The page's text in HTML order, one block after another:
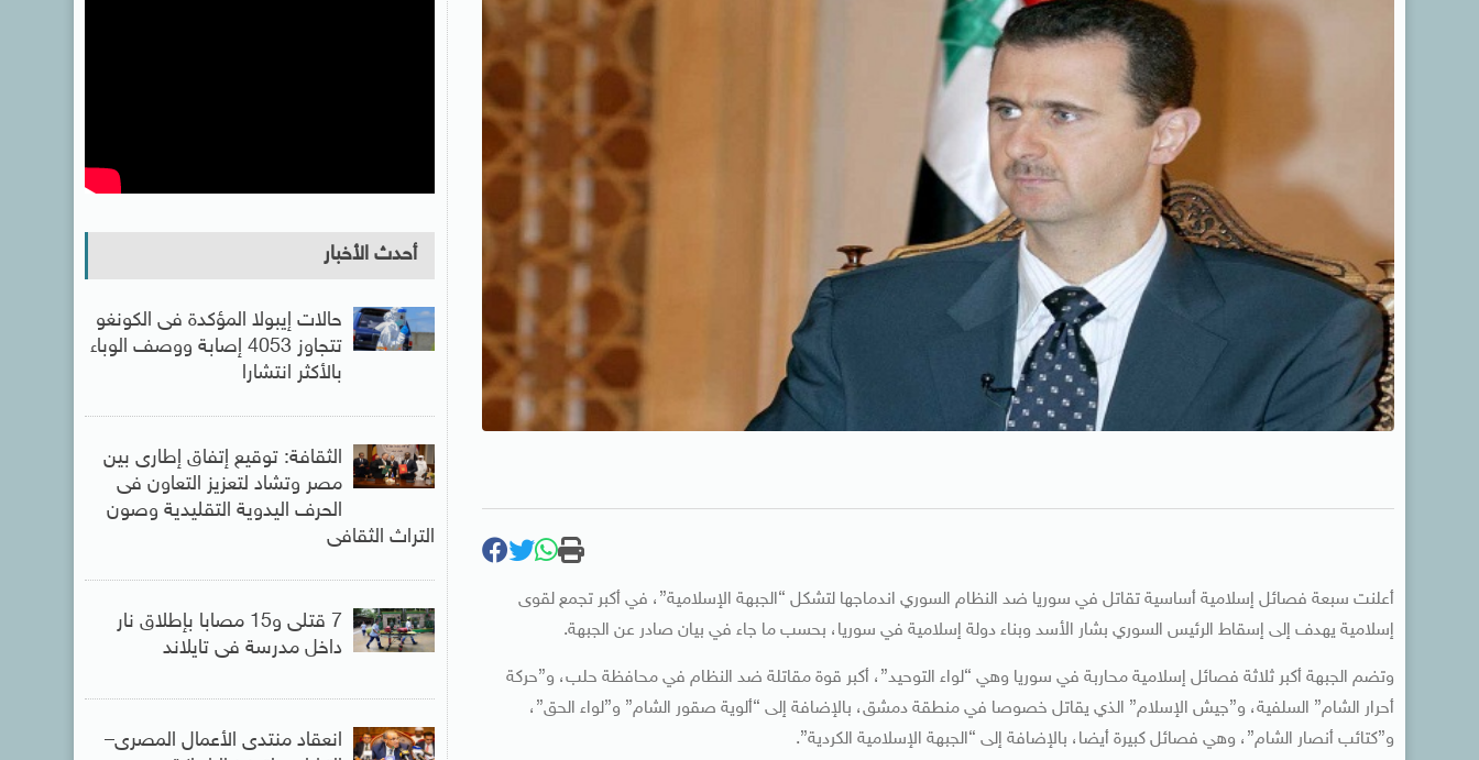
أعلنت سبعة فصائل إسلامية أساسية تقاتل في سوريا ضد النظام السوري اندماجها لتشكل “الجبهة الإسلامية”، في أكبر تجمع لقوى
إسلامية يهدف إلى إسقاط الرئيس السوري بشار الأسد وبناء دولة إسلامية في سوريا، بحسب ما جاء في بيان صادر عن الجبهة.
وتضم الجبهة أكبر ثلاثة فصائل إسلامية محاربة في سوريا وهي “لواء التوحيد”، أكبر قوة مقاتلة ضد النظام في محافظة حلب، و”حركة
أحرار الشام” السلفية، و”جيش الإسلام” الذي يقاتل خصوصا في منطقة دمشق، بالإضافة إلى “ألوية صقور الشام” و”لواء الحق”،
و”كتائب أنصار الشام”، وهي فصائل كبيرة أيضا، بالإضافة إلى “الجبهة الإسلامية الكردية”.
أحدث الأخبار
حالات إيبولا المؤكدة فى الكونغو
تتجاوز 4053 إصابة ووصف الوباء
بالأكثر انتشارا
الثقافة: توقيع إتفاق إطارى بين
مصر وتشاد لتعزيز التعاون فى
الحرف اليدوية التقليدية وصون
التراث الثقافى
7 قتلى و15 مصابا بإطلاق نار
داخل مدرسة فى تايلاند
انعقاد منتدى الأعمال المصرى–